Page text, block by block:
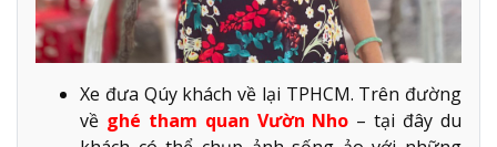
Xe đưa Qúy khách về lại TPHCM. Trên đường
về ghé tham quan Vườn Nho – tại đây du